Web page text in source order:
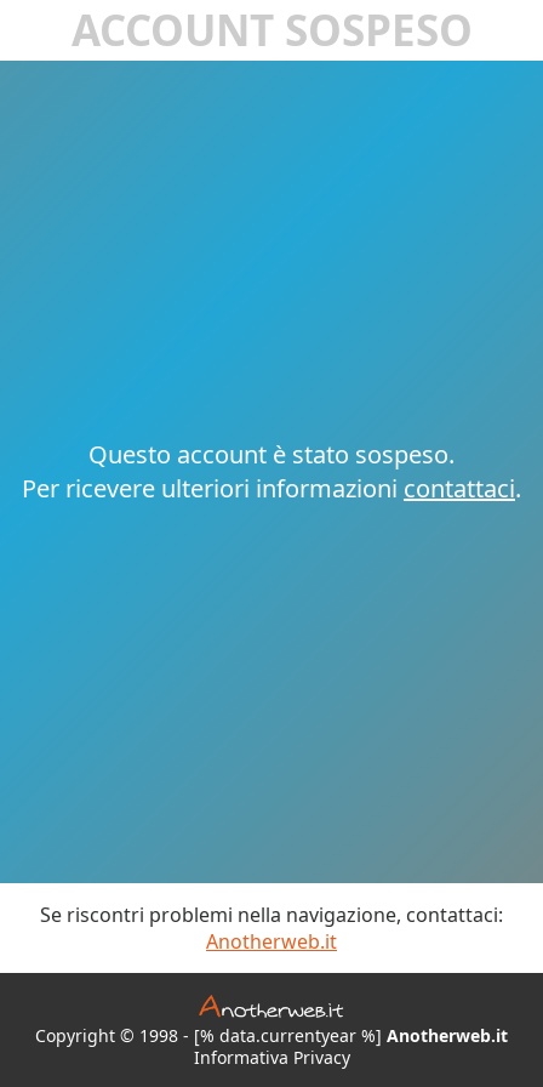
ACCOUNT SOSPESO
Questo account è stato sospeso.
Per ricevere ulteriori informazioni contattaci.
Se riscontri problemi nella navigazione, contattaci:
Anotherweb.it
Copyright © 1998 - [% data.currentyear %] Anotherweb.it
Informativa Privacy